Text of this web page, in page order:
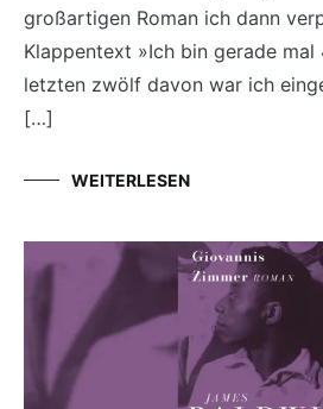
großartigen Roman ich dann
Klappentext »Ich bin gerade
letzten zwölf davon war ich
[…]
WEITERLESEN